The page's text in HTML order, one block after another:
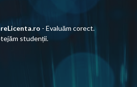
- Evaluăm corect.
studenții.